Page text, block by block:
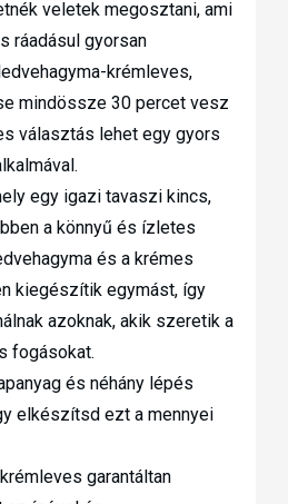
veletek megosztani, ami
ráadásul gyorsan
krémleves,
mindössze 30 percet vesz
választás lehet egy gyors
egy igazi tavaszi kincs,
a könnyű és ízletes
és a krémes
kiegészítik egymást, így
azoknak, akik szeretik a
fogásokat.
és néhány lépés
elkészítsd ezt a mennyei
garantáltan